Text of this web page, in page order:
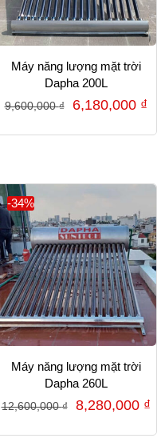
Máy năng lượng mặt trời
Dapha 200L
9,600,000₫ 6,180,000 ₫
-34%
Máy năng lượng mặt trời
Dapha 260L
12,600,000₫ 8,280,000 ₫